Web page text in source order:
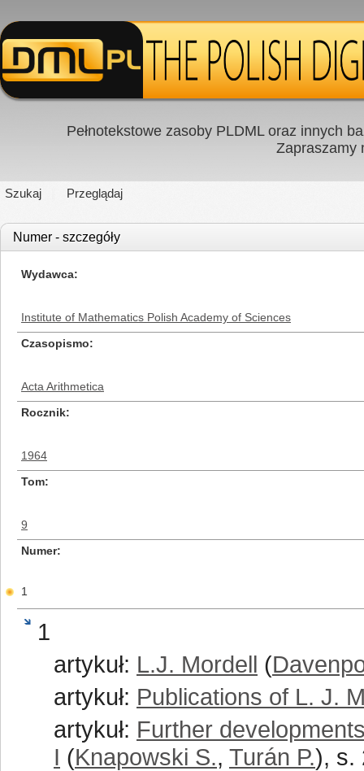
Pełnotekstowe zasoby PLDML oraz innych
Zapraszamy
Szukaj Przeglądaj
Numer - szczegóły
Wydawca
Institute of Mathematics Polish Academy of Sciences
Czasopismo
Acta Arithmetica
Rocznik
1964
Tom
9
Numer
1
1
artykuł: L.J. Mordell (
artykuł: Publications of L. J.
artykuł: Further
I (Knapowski S., Turán P.), s.